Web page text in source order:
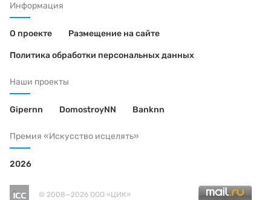
Информация
О проекте Размещение на сайте
Политика обработки персональных данных
Наши проекты
Gipernn DomostroyNN Banknn
Премия «Искусство исцелять»
2026
© 2008—2026 ООО «ЦИК»